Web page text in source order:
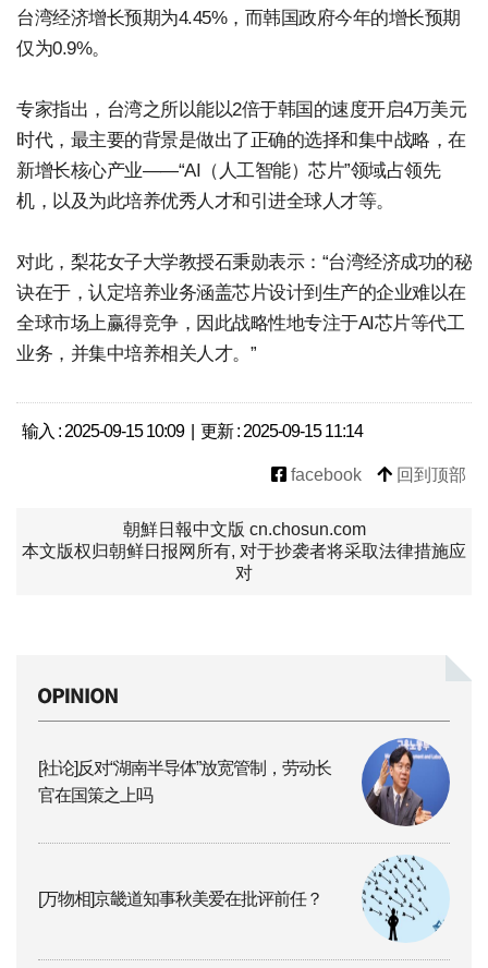
台湾经济增长预期为4.45%，而韩国政府今年的增长预期
仅为0.9%。
专家指出，台湾之所以能以2倍于韩国的速度开启4万美元
时代，最主要的背景是做出了正确的选择和集中战略，在
新增长核心产业——“AI（人工智能）芯片”领域占领先
机，以及为此培养优秀人才和引进全球人才等。
对此，梨花女子大学教授石秉勋表示：“台湾经济成功的秘
诀在于，认定培养业务涵盖芯片设计到生产的企业难以在
全球市场上赢得竞争，因此战略性地专注于AI芯片等代工
业务，并集中培养相关人才。”
输入 : 2025-09-15 10:09 | 更新 : 2025-09-15 11:14
facebook 回到顶部
朝鮮日報中文版 cn.chosun.com
本文版权归朝鲜日报网所有, 对于抄袭者将采取法律措施应
对
[社论]反对“湖南半导体”放宽管制，劳动长
官在国策之上吗
[万物相]京畿道知事秋美爱在批评前任？